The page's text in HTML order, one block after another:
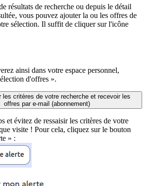
résultats de recherche ou depuis le détail
vous pouvez ajouter la ou les offres de
sélection. Il suffit de cliquer sur l'icône
ainsi dans votre espace personnel,
d'offres ».
les critères de votre recherche et recevoir les
offres par e-mail (abonnement)
et évitez de ressaisir les critères de votre
visite ! Pour cela, cliquez sur le bouton
» :